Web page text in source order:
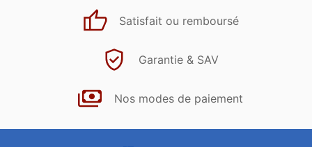
Satisfait ou remboursé
Garantie & SAV
Nos modes de paiement